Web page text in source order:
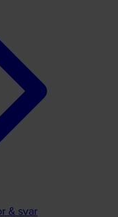
& svar